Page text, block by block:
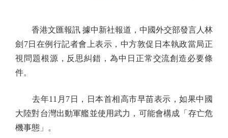
香港文匯報訊 據中新社報道，中國外交部發言人林
劍7日在例行記者會上表示，中方敦促日本執政當局正
視問題根源，反思糾錯，為中日正常交流創造必要條
件。
去年11月7日，日本首相高市早苗表示，如果中國
大陸對台灣出動軍艦並使用武力，可能會構成「存亡危
機事態」。